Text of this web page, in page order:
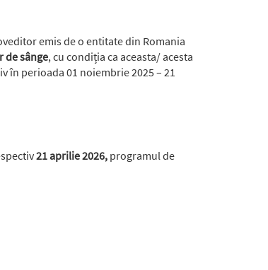
emis de o entitate din Romania
de sânge, cu condiția ca aceasta/ acesta
perioada 01 noiembrie 2025 – 21
21 aprilie 2026, programul de